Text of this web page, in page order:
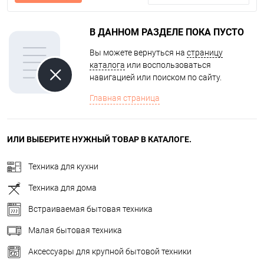
В ДАННОМ РАЗДЕЛЕ ПОКА ПУСТО
Вы можете вернуться на страницу
каталога или воспользоваться
навигацией или поиском по сайту.
Главная страница
ИЛИ ВЫБЕРИТЕ НУЖНЫЙ ТОВАР В КАТАЛОГЕ.
Техника для кухни
Техника для дома
Встраиваемая бытовая техника
Малая бытовая техника
Аксессуары для крупной бытовой техники